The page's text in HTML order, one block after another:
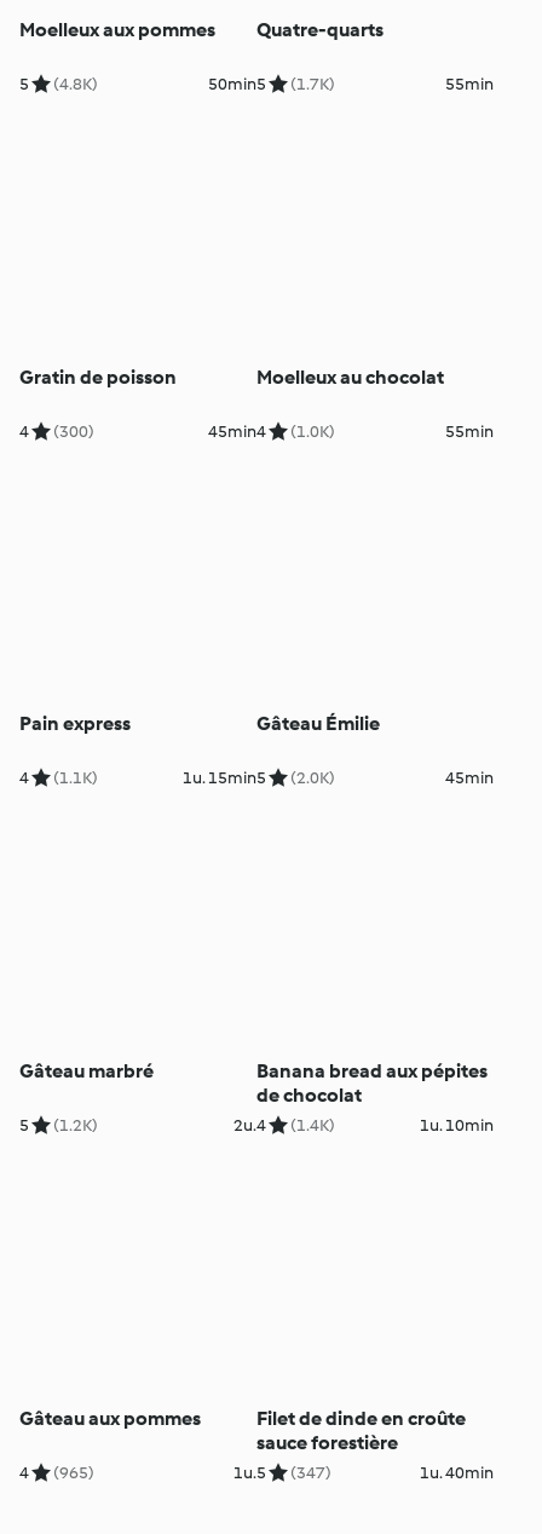
Moelleux aux pommes
5 (4.8K) 50min
Quatre-quarts
5 (1.7K) 55min
Gratin de poisson
4 (300) 45min
Moelleux au chocolat
4 (1.0K) 55min
Pain express
4 (1.1K) 1u. 15min
Gâteau Émilie
5 (2.0K) 45min
Gâteau marbré
5 (1.2K) 2u.
Banana bread aux pépites
de chocolat
4 (1.4K) 1u. 10min
Gâteau aux pommes
4 (965) 1u.
Filet de dinde en croûte
sauce forestière
5 (347) 1u. 40min